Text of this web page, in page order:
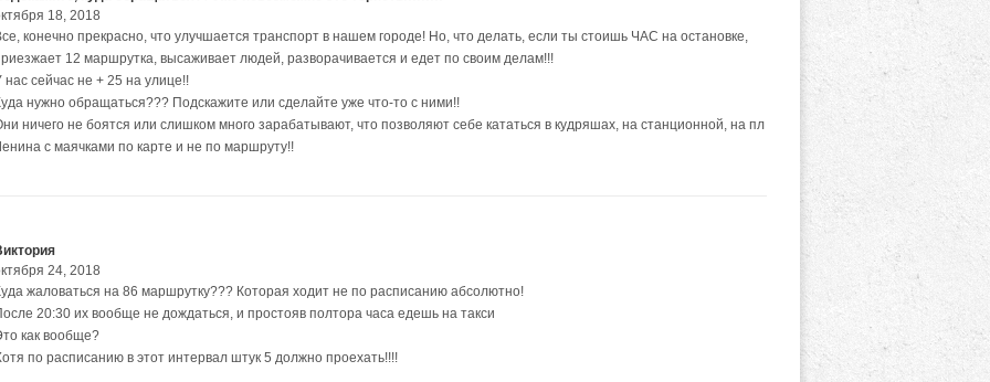
18, 2018
конечно прекрасно, что улучшается транспорт в нашем городе! Но, что делать, если ты стоишь ЧАС на остановке,
12 маршрутка, высаживает людей, разворачивается и едет по своим делам!!!
нас сейчас не + 25 на улице!!
нужно обращаться??? Подскажите или сделайте уже что-то с ними!!
ничего не боятся или слишком много зарабатывают, что позволяют себе кататься в кудряшах, на станционной, на пл
с маячками по карте и не по маршруту!!
24, 2018
жаловаться на 86 маршрутку??? Которая ходит не по расписанию абсолютно!
20:30 их вообще не дождаться, и простояв полтора часа едешь на такси
как вообще?
по расписанию в этот интервал штук 5 должно проехать!!!!